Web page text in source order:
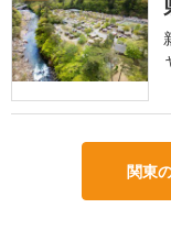
関東